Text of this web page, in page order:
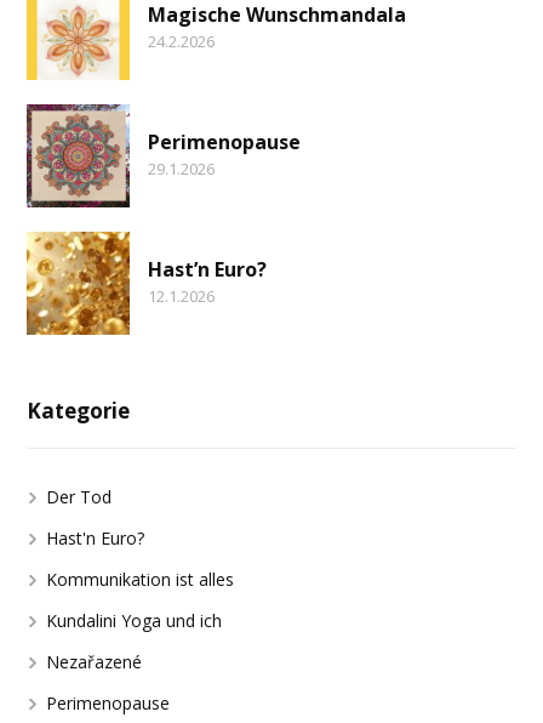
Magische Wunschmandala
24.2.2026
Perimenopause
29.1.2026
Hast’n Euro?
12.1.2026
Kategorie
Der Tod
Hast'n Euro?
Kommunikation ist alles
Kundalini Yoga und ich
Nezařazené
Perimenopause